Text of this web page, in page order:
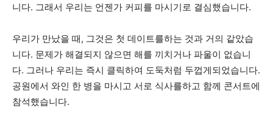
니다. 그래서 우리는 언젠가 커피를 마시기로 결심했습니다.
우리가 만났을 때, 그것은 첫 데이트를하는 것과 거의 같았습
니다. 문제가 해결되지 않으면 해를 끼치거나 파울이 없습니
다. 그러나 우리는 즉시 클릭하여 도둑처럼 두껍게되었습니다.
공원에서 와인 한 병을 마시고 서로 식사를하고 함께 콘서트에
참석했습니다.